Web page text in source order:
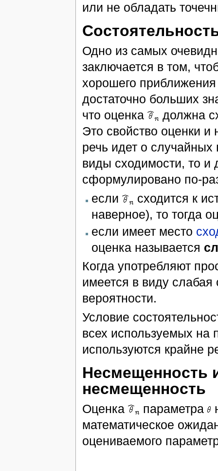
или не обладать
Одно из самых
заключается в том,
хорошего
достаточно больших
что оценка
должна
Это свойство оценки и
речь идет о
виды сходимости, то и
сформулировано по-
если
сходится к
наверное), то тогда
если имеет место
оценка называется
Когда употребляют
имеется в виду слабая
вероятности.
Условие
всех используемых на
используются крайне
Несмещенность
несмещенность
Оценка параметра
математическое
оцениваемого